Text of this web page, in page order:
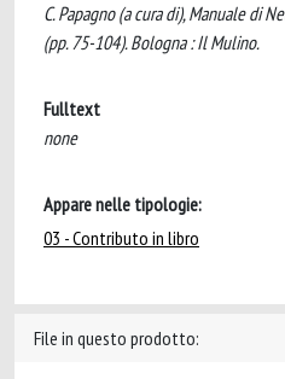
C. Papagno (a cura di), Manuale di
(pp. 75-104). Bologna : Il Mulino.
Fulltext
none
Appare nelle tipologie:
03 - Contributo in libro
File in questo prodotto: